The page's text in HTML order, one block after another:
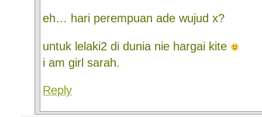
eh… hari perempuan ade wujud x?
untuk lelaki2 di dunia nie hargai kite
i am girl sarah.
Reply